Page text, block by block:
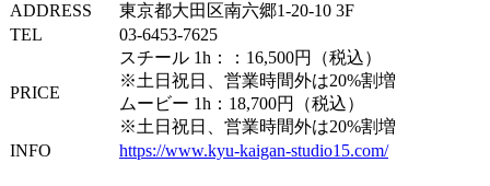
ADDRESS
東京都大田区南六郷1-20-10 3F
TEL
03-6453-7625
PRICE
スチール 1h：：16,500円（税込）
※土日祝日、営業時間外は20%割増
ムービー 1h：18,700円（税込）
※土日祝日、営業時間外は20%割増
INFO
https://www.kyu-kaigan-studio15.com/